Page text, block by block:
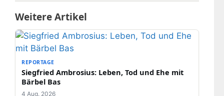
Weitere Artikel
REPORTAGE
Siegfried Ambrosius: Leben, Tod und Ehe mit
Bärbel Bas
4 Aug. 2026